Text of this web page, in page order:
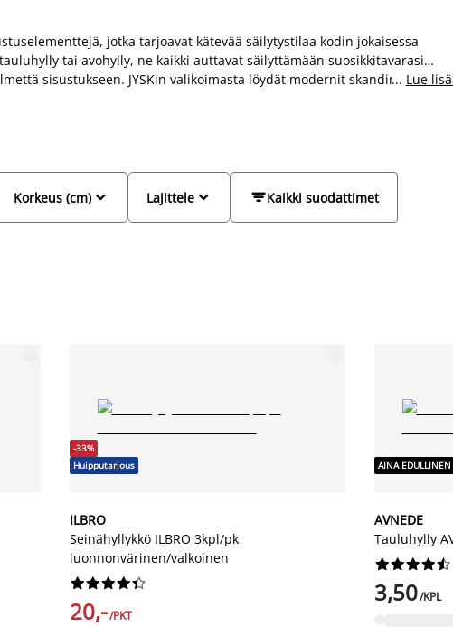
jotka tarjoavat kätevää säilytystilaa kodin jokaisessa
tai avohylly, ne kaikki auttavat säilyttämään suosikkitavarasi
sisustukseen. JYSKin valikoimasta löydät modernit skandinaaviset
... Lue

Korkeus (cm) Kaikki suodattimet

Lajittele
-33%
Huipputarjous
ILBRO
Seinähyllykkö ILBRO 3kpl/pk
luonnonvärinen/valkoinen






20,-/PKT
AINA
AVNEDE
Tauluhylly






3,50/KPL